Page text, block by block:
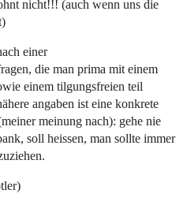
nicht!!! (auch wenn uns die
einer
die man prima mit einem
einem tilgungsfreien teil
angaben ist eine konkrete
meinung nach): gehe nie
soll heissen, man sollte immer